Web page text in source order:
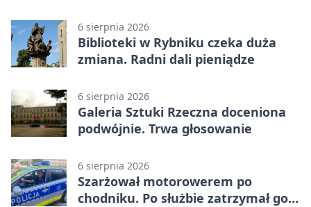
6 sierpnia 2026
Biblioteki w Rybniku czeka duża
zmiana. Radni dali pieniądze
6 sierpnia 2026
Galeria Sztuki Rzeczna doceniona
podwójnie. Trwa głosowanie
6 sierpnia 2026
Szarżował motorowerem po
chodniku. Po służbie zatrzymał go